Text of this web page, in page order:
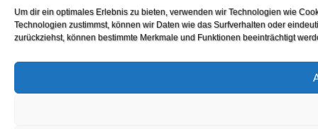
Um dir ein optimales Erlebnis zu bieten, verwenden wir Technologien wie
Technologien zustimmst, können wir Daten wie das Surfverhalten oder
zurückziehst, können bestimmte Merkmale und Funktionen beeinträchtigt